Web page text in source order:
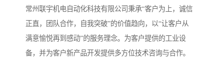
常州联宇机电自动化科技有限公司秉承“客户为上，诚信
正直，团队合作，自我突破”的价值趋向，以“让客户从
满意愉悦再到感动”的服务理念。为客户提供的工业设
备，并为客户新产品开发提供多方位技术咨询与合作。